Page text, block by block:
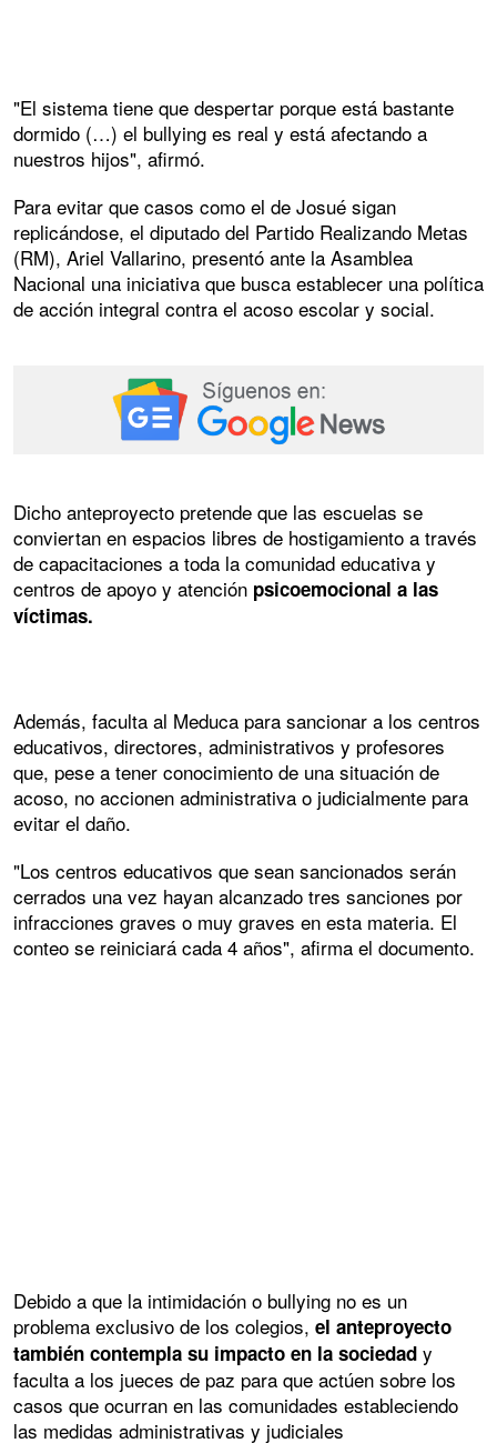
"El sistema tiene que despertar porque está bastante
dormido (…) el bullying es real y está afectando a
nuestros hijos", afirmó.
Para evitar que casos como el de Josué sigan
replicándose, el diputado del Partido Realizando Metas
(RM), Ariel Vallarino, presentó ante la Asamblea
Nacional una iniciativa que busca establecer una política
de acción integral contra el acoso escolar y social.
Dicho anteproyecto pretende que las escuelas se
conviertan en espacios libres de hostigamiento a través
de capacitaciones a toda la comunidad educativa y
centros de apoyo y atención psicoemocional a las
víctimas.
Además, faculta al Meduca para sancionar a los centros
educativos, directores, administrativos y profesores
que, pese a tener conocimiento de una situación de
acoso, no accionen administrativa o judicialmente para
evitar el daño.
"Los centros educativos que sean sancionados serán
cerrados una vez hayan alcanzado tres sanciones por
infracciones graves o muy graves en esta materia. El
conteo se reiniciará cada 4 años", afirma el documento.
Debido a que la intimidación o bullying no es un
problema exclusivo de los colegios, el anteproyecto
también contempla su impacto en la sociedad y
faculta a los jueces de paz para que actúen sobre los
casos que ocurran en las comunidades estableciendo
las medidas administrativas y judiciales